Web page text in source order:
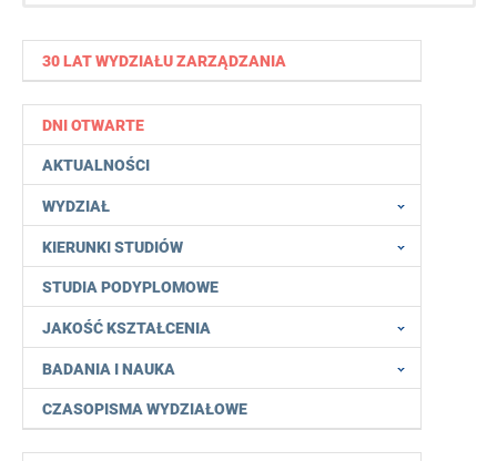
30 LAT WYDZIAŁU ZARZĄDZANIA
DNI OTWARTE
AKTUALNOŚCI
WYDZIAŁ
KIERUNKI STUDIÓW
STUDIA PODYPLOMOWE
JAKOŚĆ KSZTAŁCENIA
BADANIA I NAUKA
CZASOPISMA WYDZIAŁOWE